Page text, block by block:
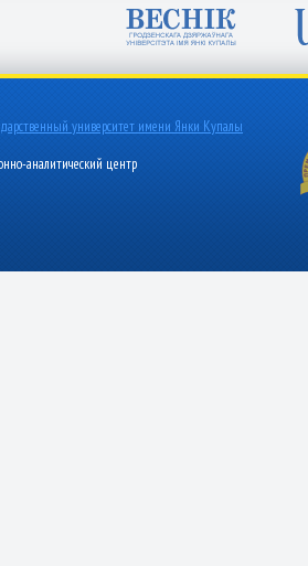
университет имени Янки Купалы
аналитический центр